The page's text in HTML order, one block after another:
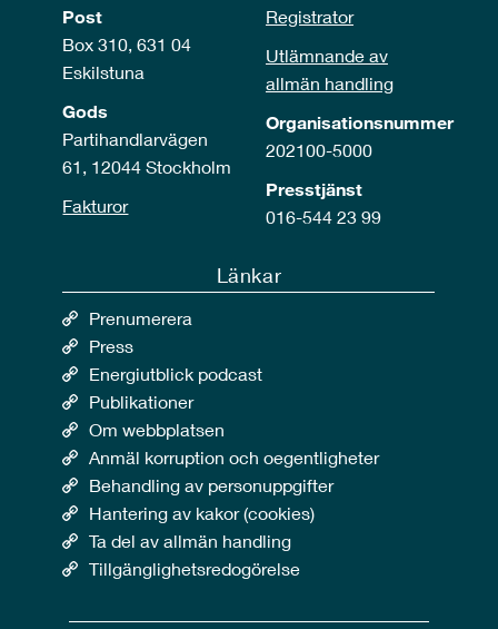
Post
Box 310, 631 04
Eskilstuna
Gods
Partihandlarvägen
61, 12044 Stockholm
Fakturor
Registrator
Utlämnande av
allmän handling
Organisationsnummer
202100-5000
Presstjänst
016-544 23 99
Länkar
Prenumerera
Press
Energiutblick podcast
Publikationer
Om webbplatsen
Anmäl korruption och oegentligheter
Behandling av personuppgifter
Hantering av kakor (cookies)
Ta del av allmän handling
Tillgänglighetsredogörelse